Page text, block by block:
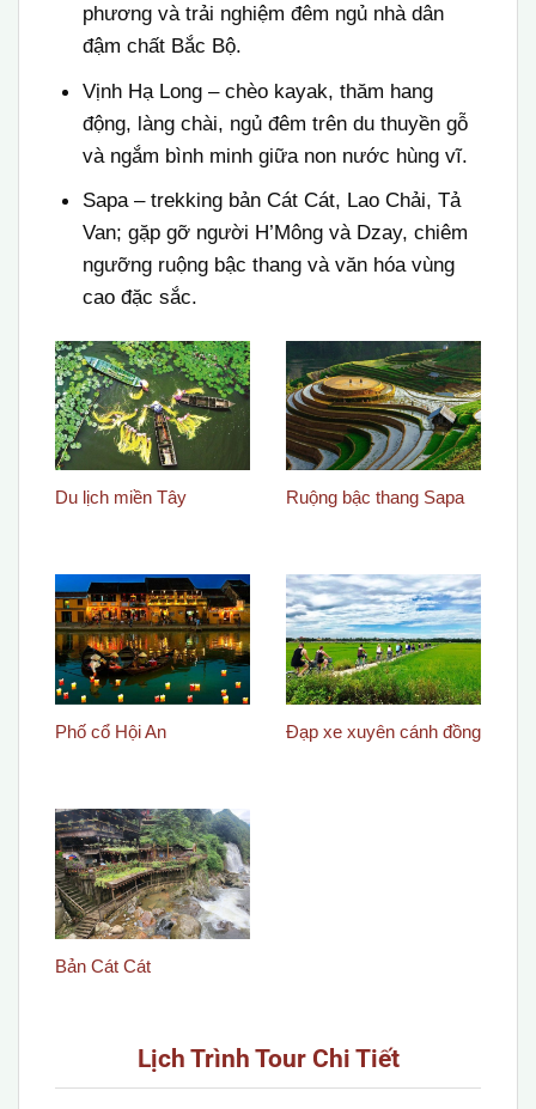
phương và trải nghiệm đêm ngủ nhà dân
đậm chất Bắc Bộ.
Vịnh Hạ Long – chèo kayak, thăm hang
động, làng chài, ngủ đêm trên du thuyền gỗ
và ngắm bình minh giữa non nước hùng vĩ.
Sapa – trekking bản Cát Cát, Lao Chải, Tả
Van; gặp gỡ người H’Mông và Dzay, chiêm
ngưỡng ruộng bậc thang và văn hóa vùng
cao đặc sắc.
Du lịch miền Tây Ruộng bậc thang Sapa
Phố cổ Hội An Đạp xe xuyên cánh đồng
Bản Cát Cát
Lịch Trình Tour Chi Tiết